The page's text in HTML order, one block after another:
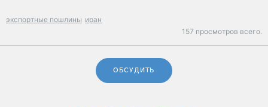
экспортные пошлины иран
157 просмотров всего.
ОБСУДИТЬ